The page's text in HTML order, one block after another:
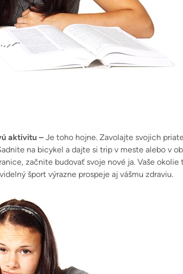
aktivitu – Je toho hojne. Zavolajte svojich
na bicykel a dajte si trip v meste alebo v
začnite budovať svoje nové ja. Vaše okolie
šport výrazne prospeje aj vášmu zdraviu.